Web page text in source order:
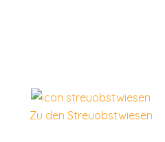
Zu den Streuobstwiesen